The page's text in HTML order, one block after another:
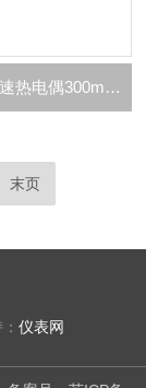
钢厂钨铼快速热电偶300mm长KW-602
末页
：仪表网